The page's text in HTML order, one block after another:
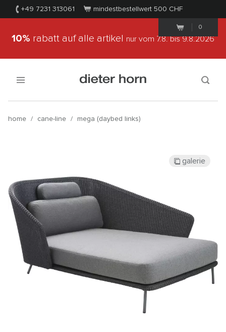
+49 7231 313061 mindestbestellwert 500 CHF
0
10% rabatt auf alle artikel nur vom 7.8.bis 9.8.2026
home / cane-line / mega (daybed links)
galerie